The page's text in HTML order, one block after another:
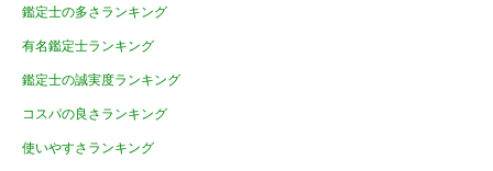
鑑定士の多さランキング
有名鑑定士ランキング
鑑定士の誠実度ランキング
コスパの良さランキング
使いやすさランキング